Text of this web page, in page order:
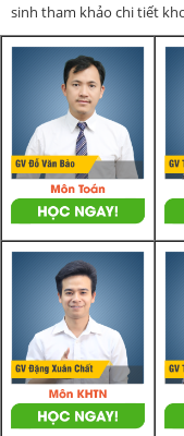
sinh tham khảo chi tiết